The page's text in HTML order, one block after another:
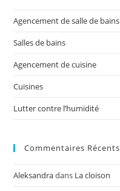
Agencement de salle de bains
Salles de bains
Agencement de cuisine
Cuisines
Lutter contre l’humidité
Commentaires Récents
Aleksandradans La cloison